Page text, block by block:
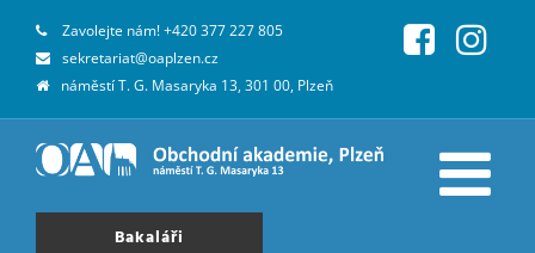
Zavolejte nám!+420 377 227 805
sekretariat@oaplzen.cz
náměstí T. G. Masaryka 13, 301 00, Plzeň
Bakaláři